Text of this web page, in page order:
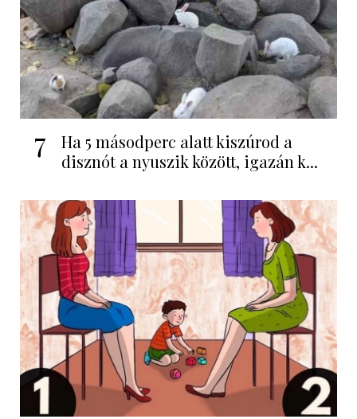
7
Ha 5 másodperc alatt kiszúrod a
disznót a nyuszik között, igazán k...